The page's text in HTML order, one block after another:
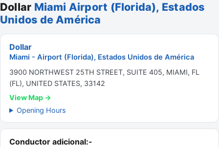
Dollar Miami Airport (Florida), Estados
Unidos de América
Dollar
Miami - Airport (Florida), Estados Unidos de América
3900 NORTHWEST 25TH STREET, SUITE 405, MIAMI, FL
(FL), UNITED STATES, 33142
View Map →
Opening Hours
Conductor adicional:-